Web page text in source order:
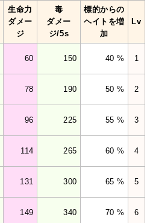
生命力
ダメー
ジ
毒
ダメー
ジ/5s
標的からの
ヘイトを増
加
Lv
60 150 40 % 1
78 190 50 % 2
96 225 55 % 3
114 265 60 % 4
131 300 65 % 5
149 340 70 % 6